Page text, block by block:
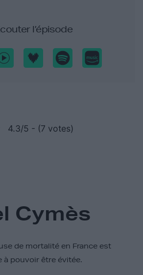
l’épisode
4.3/5 - (7 votes)
Cymès
de mortalité en France est
à pouvoir être évitée.